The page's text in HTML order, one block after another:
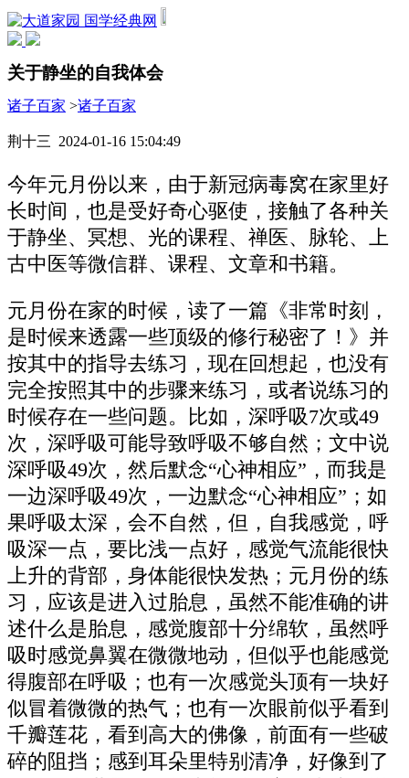
国学经典网
关于静坐的自我体会
诸子百家 >诸子百家
荆十三 2024-01-16 15:04:49
今年元月份以来，由于新冠病毒窝在家里好
长时间，也是受好奇心驱使，接触了各种关
于静坐、冥想、光的课程、禅医、脉轮、上
古中医等微信群、课程、文章和书籍。
元月份在家的时候，读了一篇《非常时刻，
是时候来透露一些顶级的修行秘密了！》并
按其中的指导去练习，现在回想起，也没有
完全按照其中的步骤来练习，或者说练习的
时候存在一些问题。比如，深呼吸7次或49
次，深呼吸可能导致呼吸不够自然；文中说
深呼吸49次，然后默念“心神相应”，而我是
一边深呼吸49次，一边默念“心神相应”；如
果呼吸太深，会不自然，但，自我感觉，呼
吸深一点，要比浅一点好，感觉气流能很快
上升的背部，身体能很快发热；元月份的练
习，应该是进入过胎息，虽然不能准确的讲
述什么是胎息，感觉腹部十分绵软，虽然呼
吸时感觉鼻翼在微微地动，但似乎也能感觉
得腹部在呼吸；也有一次感觉头顶有一块好
似冒着微微的热气；也有一次眼前似乎看到
千瓣莲花，看到高大的佛像，前面有一些破
碎的阻挡；感到耳朵里特别清净，好像到了